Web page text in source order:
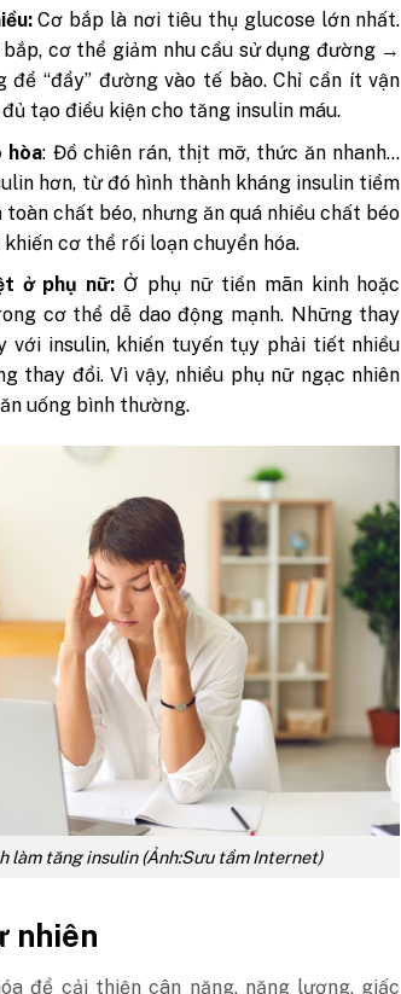
Cơ bắp là nơi tiêu thụ glucose lớn nhất.
cơ thể giảm nhu cầu sử dụng đường →
để “đẩy” đường vào tế bào. Chỉ cần ít vận
tạo điều kiện cho tăng insulin máu.
hòa: Đồ chiên rán, thịt mỡ, thức ăn nhanh…
hơn, từ đó hình thành kháng insulin tiềm
toàn chất béo, nhưng ăn quá nhiều chất béo
cơ thể rối loạn chuyển hóa.
ở phụ nữ:Ở phụ nữ tiền mãn kinh hoặc
cơ thể dễ dao động mạnh. Những thay
với insulin, khiến tuyến tụy phải tiết nhiều
thay đổi. Vì vậy, nhiều phụ nữ ngạc nhiên
uống bình thường.
làm tăng insulin (Ảnh:Sưu tầm Internet)
nhiên
để cải thiện cân nặng, năng lượng, giấc